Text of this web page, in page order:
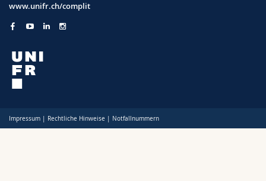
www.unifr.ch/complit
Impressum | Rechtliche Hinweise | Notfallnummern